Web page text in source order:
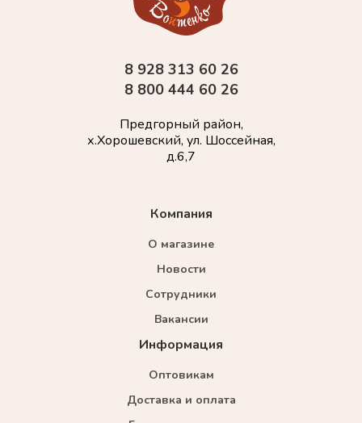
Компания
О магазине
Новости
Сотрудники
Вакансии
Информация
Оптовикам
Доставка и оплата
8 928 313 60 26
8 800 444 60 26
Предгорный район,
х.Хорошевский, ул. Шоссейная,
д.6,7